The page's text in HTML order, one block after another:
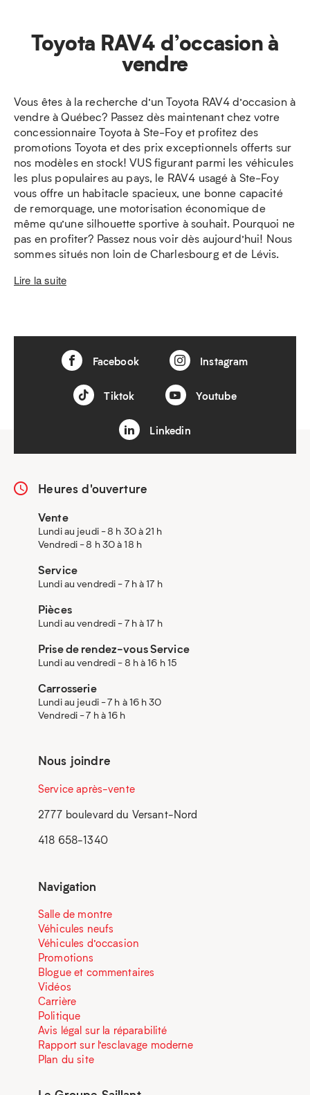
Toyota RAV4 d’occasion à
vendre
Vous êtes à la recherche d’un Toyota RAV4 d’occasion à
vendre à Québec? Passez dès maintenant chez votre
concessionnaire Toyota à Ste-Foy et profitez des
promotions Toyota et des prix exceptionnels offerts sur
nos modèles en stock! VUS figurant parmi les véhicules
les plus populaires au pays, le RAV4 usagé à Ste-Foy
vous offre un habitacle spacieux, une bonne capacité
de remorquage, une motorisation économique de
même qu’une silhouette sportive à souhait. Pourquoi ne
pas en profiter? Passez nous voir dès aujourd’hui! Nous
sommes situés non loin de Charlesbourg et de Lévis.
Lire la suite
Facebook Instagram
Tiktok Youtube
Linkedin
Heures d'ouverture
Vente
Lundi au jeudi - 8 h 30 à 21 h
Vendredi - 8 h 30 à 18 h
Service
Lundi au vendredi - 7 h à 17 h
Pièces
Lundi au vendredi - 7 h à 17 h
Prise de rendez-vous Service
Lundi au vendredi - 8 h à 16 h 15
Carrosserie
Lundi au jeudi - 7 h à 16 h 30
Vendredi - 7 h à 16 h
Nous joindre
Service après-vente
2777 boulevard du Versant-Nord
418 658-1340
Navigation
Salle de montre
Véhicules neufs
Véhicules d’occasion
Promotions
Blogue et commentaires
Vidéos
Carrière
Politique
Avis légal sur la réparabilité
Rapport sur l’esclavage moderne
Plan du site